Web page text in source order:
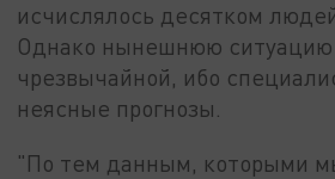
исчислялось десятком
Однако нынешнюю ситуацию
чрезвычайной, ибо
неясные прогнозы.
"По тем данным, которыми